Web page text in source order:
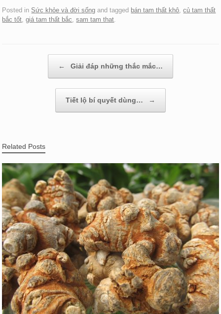
Posted in Sức khỏe và đời sống and tagged bán tam thất khô,củ tam thất
bắc tốt,giá tam thất bắc,sam tam that.
← Giải đáp những thắc mắc…
Tiết lộ bí quyết dùng… →
Related Posts